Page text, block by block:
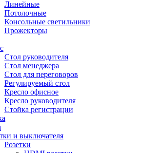
Линейные
Потолочные
Консольные светильники
Прожекторы
Стол руководителя
Стол менеджера
Стол для переговоров
Регулируемый стол
Кресло офисное
Кресло руководителя
Стойка регистрации
и выключателя
Розетки